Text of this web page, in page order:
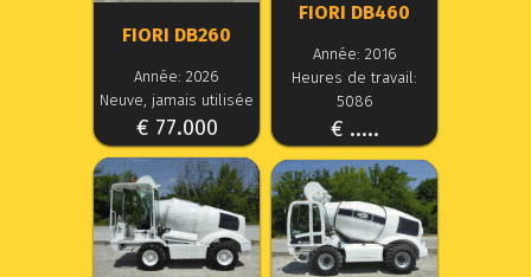
FIORI DB260
Année: 2026
Neuve, jamais utilisée
€ 77.000
FIORI DB460
Année: 2016
Heures de travail:
5086
€ .....